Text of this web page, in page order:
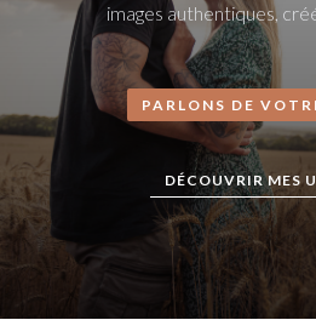
images authentiques,
PARLONS DE
DÉCOUVRIR MES